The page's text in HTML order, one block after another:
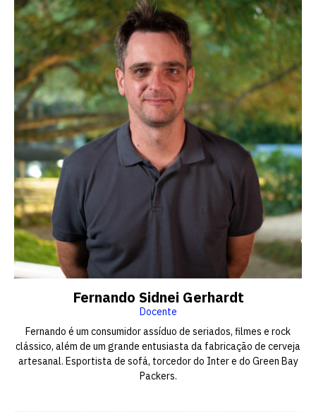
Fernando Sidnei Gerhardt
Docente
Fernando é um consumidor assíduo de seriados, filmes e rock
clássico, além de um grande entusiasta da fabricação de cerveja
artesanal. Esportista de sofá, torcedor do Inter e do Green Bay
Packers.
Escolha a vaga que você
quer concorrer:
vagas para início de curso
vagas a partir do 2º ano de curso